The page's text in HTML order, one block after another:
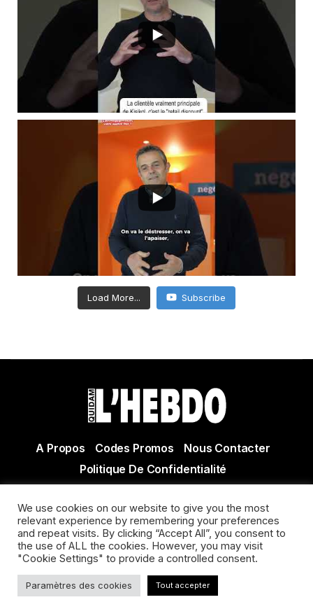
Load More... Subscribe
A Propos Codes Promos
Nous Contacter
Politique De Confidentialité
Actualité Agen - Actualité en lot et Garonne - Actualité
Villeneuve sur Lot
We use cookies on our website to give you the most
relevant experience by remembering your preferences
and repeat visits. By clicking “Accept All”, you consent to
the use of ALL the cookies. However, you may visit
"Cookie Settings" to provide a controlled consent.
Paramètres des cookies Tout accepter